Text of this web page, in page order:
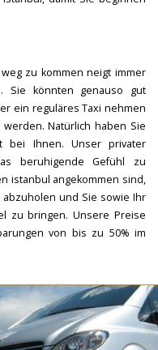
zu kommen neigt immer
Sie könnten genauso gut
ein reguläres Taxi nehmen
Natürlich haben Sie
bei Ihnen. Unser privater
beruhigende Gefühl zu
istanbul angekommen sind,
und Sie sowie Ihr
zu bringen. Unsere Preise
von bis zu 50% im